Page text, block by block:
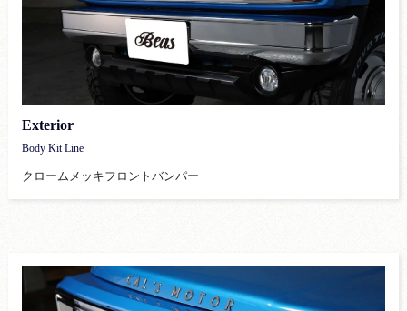
Exterior
Body Kit Line
クロームメッキフロントバンパー